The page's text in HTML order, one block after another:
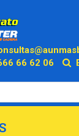
66 62 06